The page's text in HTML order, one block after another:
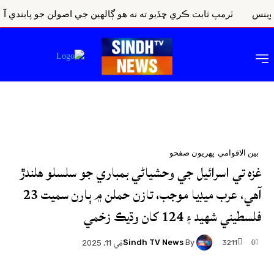
ٽرمپ ثابت ڪري ڇڏيو ته نه هو ڳالهين جي اصولن جو پابندي آهي ۽
بين الاقوامي پهريون صفحو
غزه تي اسرائيل جي وحشياڻي بمباري جو سلسلو هلندڙ
آهي، عرب ميڊيا موجب، تازن حملن ۾ ٻارن سميت 23
فلسطيني شهيد ۽ 124 کان وڌيڪ زخمي
By
Sindh TV Newsمَي 11, 2025 0
3211